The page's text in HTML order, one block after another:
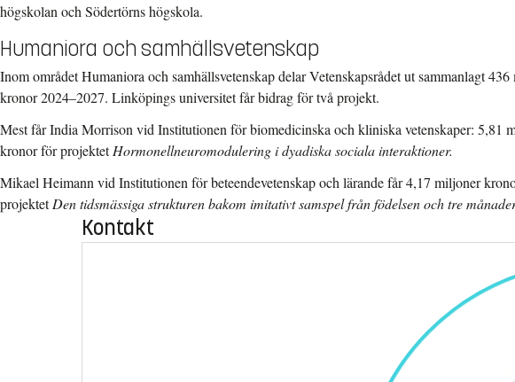
högskolan och Södertörns högskola.
Humaniora och samhällsvetenskap
Inom området Humaniora och samhällsvetenskap delar Vetenskapsrådet ut sammanlagt
kronor 2024–2027. Linköpings universitet får bidrag för två projekt.
Mest får India Morrison vid Institutionen för biomedicinska och kliniska vetenskaper: 5,81
kronor för projektetHormonellneuromodulering i dyadiska sociala interaktioner.
Mikael Heimann vid Institutionen för beteendevetenskap och lärande får 4,17 miljoner
projektetDen tidsmässiga strukturen bakom imitativt samspel från födelsen och tre
Kontakt